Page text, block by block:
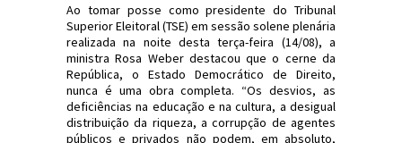
Ao tomar posse como presidente do Tribunal
Superior Eleitoral (TSE) em sessão solene plenária
realizada na noite desta terça-feira (14/08), a
ministra Rosa Weber destacou que o cerne da
República, o Estado Democrático de Direito,
nunca é uma obra completa. “Os desvios, as
deficiências na educação e na cultura, a desigual
distribuição da riqueza, a corrupção de agentes
públicos e privados não podem, em absoluto,